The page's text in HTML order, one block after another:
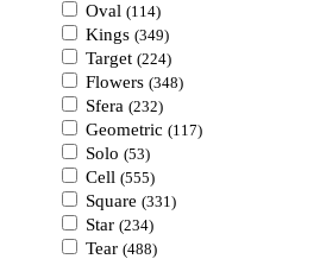
Oval (114)
Kings (349)
Target (224)
Flowers (348)
Sfera (232)
Geometric (117)
Solo (53)
Cell (555)
Square (331)
Star (234)
Tear (488)